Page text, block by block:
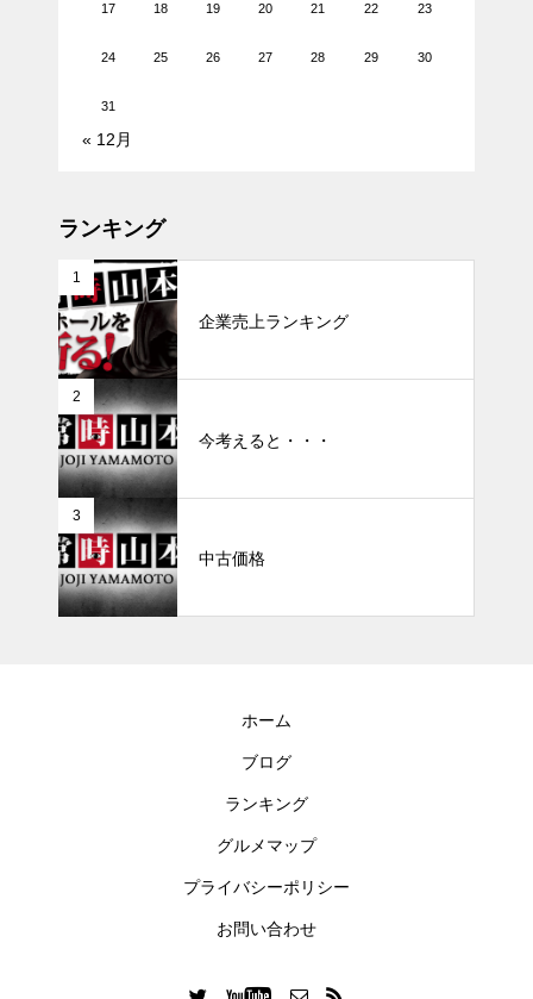
17 18 19 20 21 22 23
24 25 26 27 28 29 30
31
« 12月
ランキング
1
企業売上ランキング
2
今考えると・・・
3
中古価格
ホーム
ブログ
ランキング
グルメマップ
プライバシーポリシー
お問い合わせ